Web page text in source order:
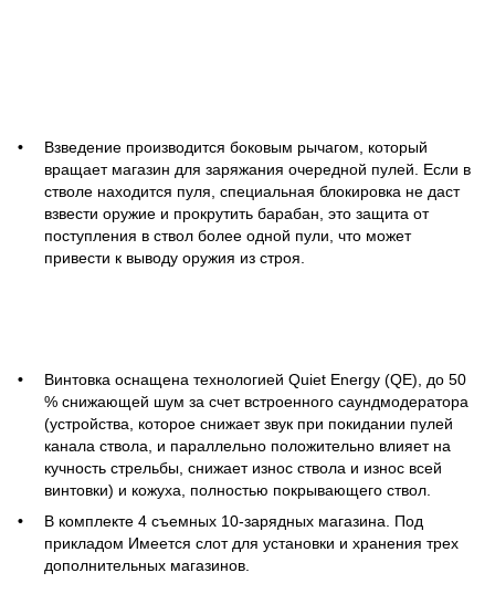
Взведение производится боковым рычагом, который
вращает магазин для заряжания очередной пулей. Если в
стволе находится пуля, специальная блокировка не даст
взвести оружие и прокрутить барабан, это защита от
поступления в ствол более одной пули, что может
привести к выводу оружия из строя.
Винтовка оснащена технологией Quiet Energy (QE), до 50
% снижающей шум за счет встроенного саундмодератора
(устройства, которое снижает звук при покидании пулей
канала ствола, и параллельно положительно влияет на
кучность стрельбы, снижает износ ствола и износ всей
винтовки) и кожуха, полностью покрывающего ствол.
В комплекте 4 съемных 10-зарядных магазина. Под
прикладом Имеется слот для установки и хранения трех
дополнительных магазинов.